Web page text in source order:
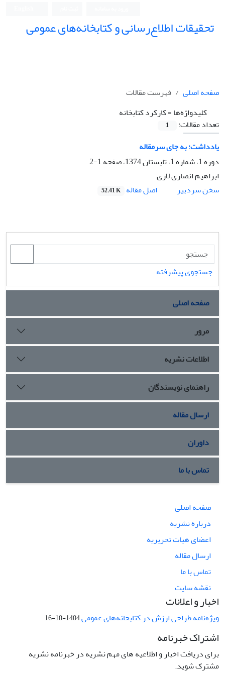
تحقیقات اطلاع‌رسانی و کتابخانه‌های عمومی
صفحه اصلی
فهرست مقالات
کلیدواژه‌ها =کارکرد کتابخانه
تعداد مقالات:
1
یادداشت؛ به جای سرمقاله
دوره 1، شماره 1، تابستان 1374، صفحه
1-2
ابراهیم انصاری لاری
سخن سردبیر
اصل مقاله 52.41 K
جستجوی پیشرفته
صفحه اصلی
مرور
اطلاعات نشریه
راهنمای نویسندگان
ارسال مقاله
داوران
تماس با ما
صفحه اصلی
درباره نشریه
اعضای هیات تحریریه
ارسال مقاله
تماس با ما
نقشه سایت
اخبار و اعلانات
ویژه‌نامه طراحی ارزش در کتابخانه‌های عمومی1404-10-16
اشتراک خبرنامه
برای دریافت اخبار و اطلاعیه های مهم نشریه در خبرنامه نشریه
مشترک شوید.